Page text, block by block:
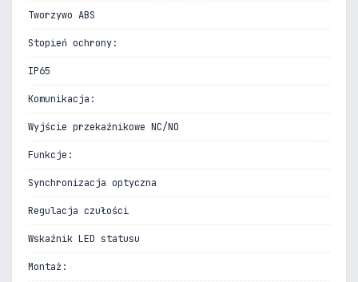
Tworzywo ABS
Stopień ochrony:
IP65
Komunikacja:
Wyjście przekaźnikowe NC/NO
Funkcje:
Synchronizacja optyczna
Regulacja czułości
Wskaźnik LED statusu
Montaż: